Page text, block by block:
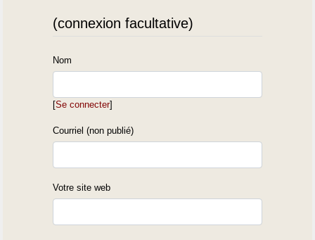
(connexion facultative)
Nom
[Se connecter]
Courriel (non publié)
Votre site web